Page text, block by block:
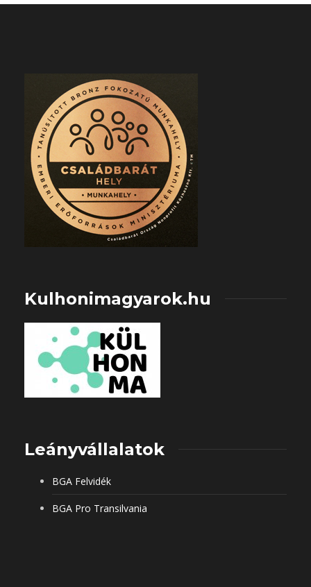
Kulhonimagyarok.hu
Leányvállalatok
BGA Felvidék
BGA Pro Transilvania